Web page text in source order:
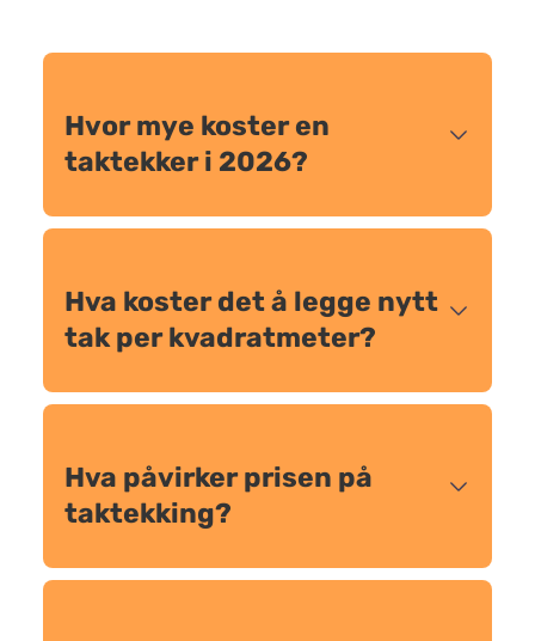
Hvor mye koster en
taktekker i 2026?
Hva koster det å legge nytt
tak per kvadratmeter?
Hva påvirker prisen på
taktekking?